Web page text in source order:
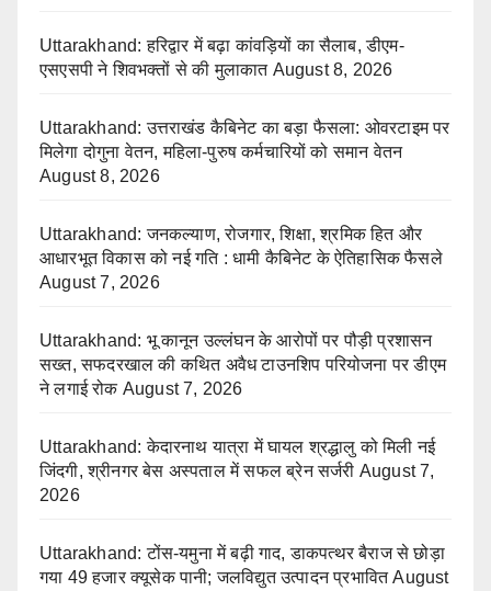
Uttarakhand: हरिद्वार में बढ़ा कांवड़ियों का सैलाब, डीएम-
एसएसपी ने शिवभक्तों से की मुलाकात August 8, 2026
Uttarakhand: उत्तराखंड कैबिनेट का बड़ा फैसला: ओवरटाइम पर
मिलेगा दोगुना वेतन, महिला-पुरुष कर्मचारियों को समान वेतन
August 8, 2026
Uttarakhand: जनकल्याण, रोजगार, शिक्षा, श्रमिक हित और
आधारभूत विकास को नई गति : धामी कैबिनेट के ऐतिहासिक फैसले
August 7, 2026
Uttarakhand: भू कानून उल्लंघन के आरोपों पर पौड़ी प्रशासन
सख्त, सफदरखाल की कथित अवैध टाउनशिप परियोजना पर डीएम
ने लगाई रोक August 7, 2026
Uttarakhand: केदारनाथ यात्रा में घायल श्रद्धालु को मिली नई
जिंदगी, श्रीनगर बेस अस्पताल में सफल ब्रेन सर्जरी August 7,
2026
Uttarakhand: टोंस-यमुना में बढ़ी गाद, डाकपत्थर बैराज से छोड़ा
गया 49 हजार क्यूसेक पानी; जलविद्युत उत्पादन प्रभावित August